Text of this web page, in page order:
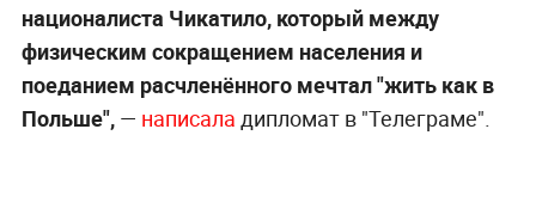
националиста Чикатило, который между
физическим сокращением населения и
поеданием расчленённого мечтал "жить как в
Польше", — написала дипломат в "Телеграме".